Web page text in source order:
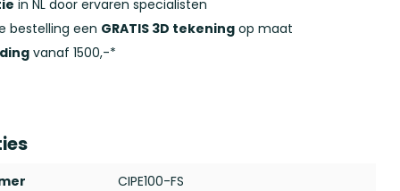
in NL door ervaren specialisten
bestelling een GRATIS 3D tekening op maat
vanaf 1500,-*
CIPE100-FS